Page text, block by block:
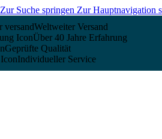
Zur Suche springen Zur Hauptnavigation
Weltweiter Versand
Über 40 Jahre Erfahrung
Geprüfte Qualität
Individueller Service